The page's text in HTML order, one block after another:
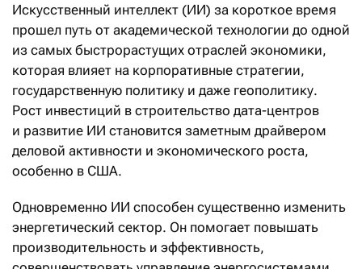
Искусственный интеллект (ИИ) за короткое время
прошел путь от академической технологии до одной
из самых быстрорастущих отраслей экономики,
которая влияет на корпоративные стратегии,
государственную политику и даже геополитику.
Рост инвестиций в строительство дата-центров
и развитие ИИ становится заметным драйвером
деловой активности и экономического роста,
особенно в США.
Одновременно ИИ способен существенно изменить
энергетический сектор. Он помогает повышать
производительность и эффективность,